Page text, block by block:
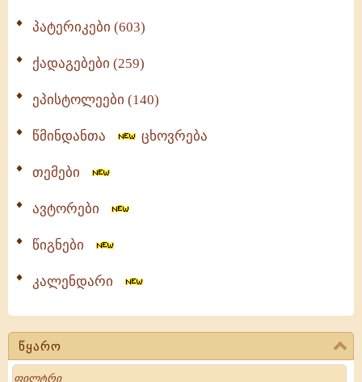
პატერიკები (603)
ქადაგებები (259)
ეპისტოლეები (140)
წმინდანთა ცხოვრება
თემები
ავტორები
წიგნები
კალენდარი
წყარო
Search